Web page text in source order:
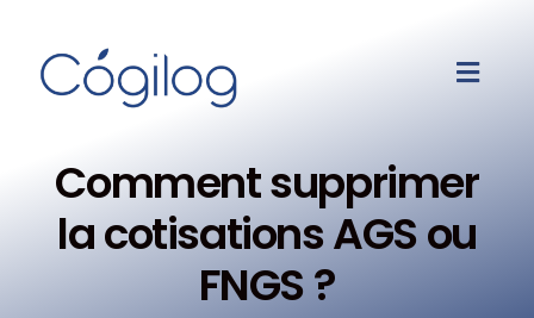
Comment supprimer
la cotisations AGS ou
FNGS ?